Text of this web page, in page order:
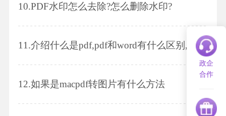
10.PDF水印怎么去除?怎么删除水印?
11.介绍什么是pdf,pdf和word有什么区别,pdf文件转换word文件的详细操作步骤
12.如果是macpdf转图片有什么方法
政企
合作